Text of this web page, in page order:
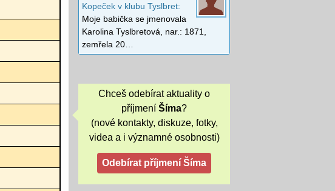
Kopeček v klubu Tyslbret:
Moje babička se jmenovala
Karolina Tyslbretová, nar.: 1871,
zemřela 20…
Chceš odebírat aktuality o
příjmení Šíma?
(nové kontakty, diskuze, fotky,
videa a i významné osobnosti)